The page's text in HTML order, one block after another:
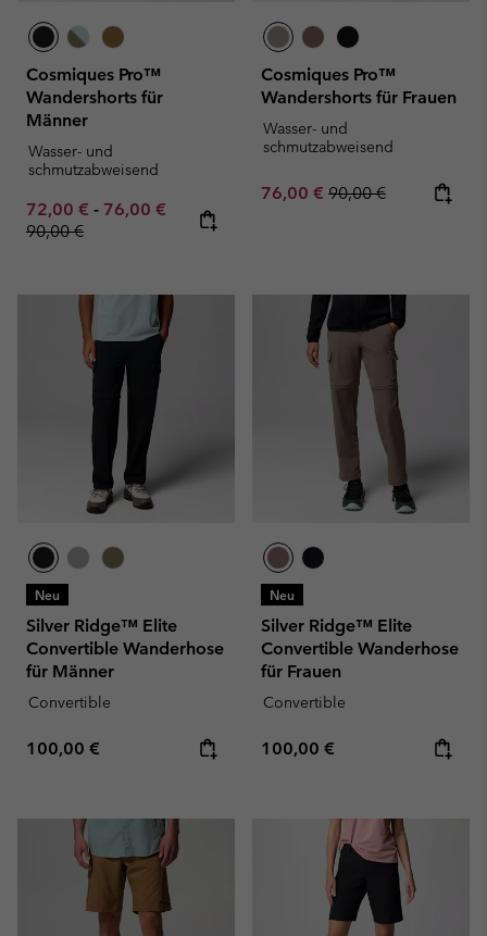
Cosmiques Pro™
Wandershorts für
Männer
Wasser- und
schmutzabweisend
Minimum sale price:
72,00 € - Maximum sale price:
76,00 € Regular price:
90,00 €
Cosmiques Pro™
Wandershorts für Frauen
Wasser- und
schmutzabweisend
Sale price:
76,00 € Regular price:
90,00 €
Neu
Silver Ridge™ Elite
Convertible Wanderhose
für Männer
Convertible
Regular price:
100,00 €
Neu
Silver Ridge™ Elite
Convertible Wanderhose
für Frauen
Convertible
Regular price:
100,00 €